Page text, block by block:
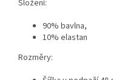
Složení:
90% bavlna,
10% elastan
Rozměry: